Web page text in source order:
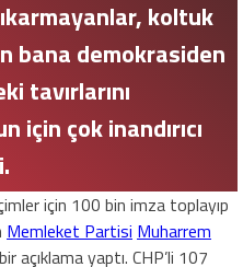
koltuk
bana demokrasiden
tavırlarını
için çok inandırıcı
için 100 bin imza toplayıp
Memleket Partisi Muharrem
açıklama yaptı. CHP’li 107